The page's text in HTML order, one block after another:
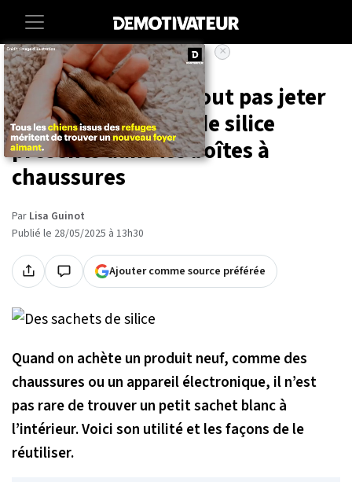
Accueil Vie-pratique
Vous ne devez surtout pas jeter
les sachets blancs de silice
présents dans les boîtes à
chaussures
Par Lisa Guinot
Publié le 28/05/2025 à 13h30
Ajouter comme source préférée
Quand on achète un produit neuf, comme des
chaussures ou un appareil électronique, il n’est
pas rare de trouver un petit sachet blanc à
l’intérieur. Voici son utilité et les façons de le
réutiliser.
×